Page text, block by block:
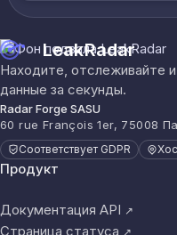
LeakRadar
Находите, отслеживайте
данные за секунды.
Radar Forge SASU
60 rue François 1er, 75008
Соответствует GDPR
Продукт
Документация API ↗
Страница статуса ↗